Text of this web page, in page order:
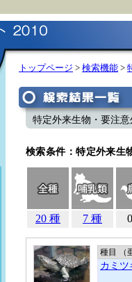
トップページ > 検索機能 >
特定外来生物・要注
検索条件：特定外来
20 種 7 種
種目 （
カミツ